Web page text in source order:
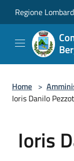
Regione
Home >
Ioris Danilo
Ioris